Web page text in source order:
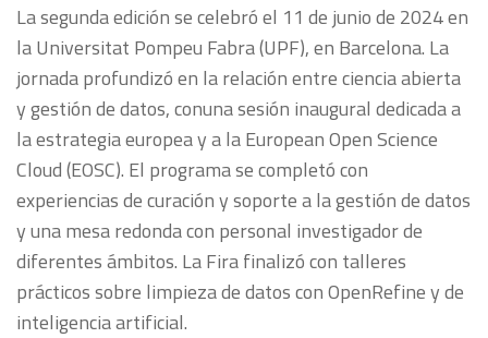
La segunda edición se celebró el 11 de junio de 2024 en
la Universitat Pompeu Fabra (UPF), en Barcelona. La
jornada profundizó en la relación entre ciencia abierta
y gestión de datos, conuna sesión inaugural dedicada a
la estrategia europea y a la European Open Science
Cloud (EOSC). El programa se completó con
experiencias de curación y soporte a la gestión de datos
y una mesa redonda con personal investigador de
diferentes ámbitos. La Fira finalizó con talleres
prácticos sobre limpieza de datos con OpenRefine y de
inteligencia artificial.